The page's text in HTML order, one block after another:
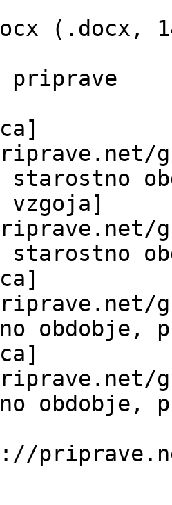
(.docx,
priprave
starostno
starostno
obdobje,
obdobje,